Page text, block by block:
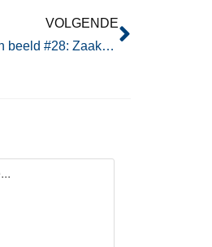
VOLGENDE
In beeld #28: Zaaksystemen in Beeld LIVE! 2018